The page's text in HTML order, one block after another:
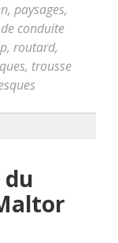
, paysages,
conduite
, routard,
, trousse
du